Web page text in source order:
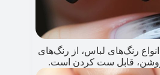
انواع رنگ‌های لباس، از رنگ‌های
روشن، قابل ست کردن است.